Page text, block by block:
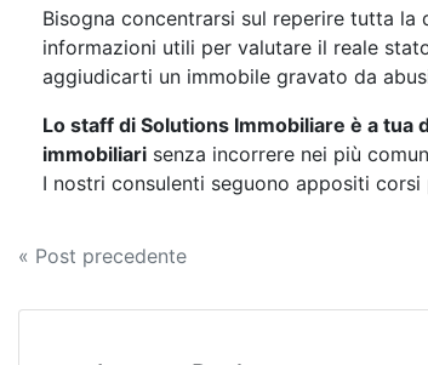
Bisogna concentrarsi sul reperire tutta
informazioni utili per valutare il reale
aggiudicarti un immobile gravato da
Lo staff di Solutions Immobiliare è a
immobiliari senza incorrere nei più
I nostri consulenti seguono appositi
Navigazione
articoli
« Post precedente